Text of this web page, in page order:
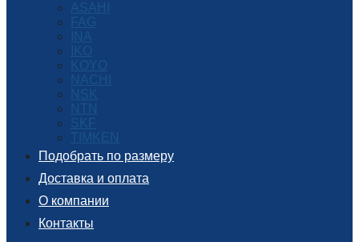
ASAHI
FAG
INA
IKO
KOYO
NACHI
NSK
NTN
SKF
TIMKEN
Подобрать по размеру
Доставка и оплата
О компании
Контакты